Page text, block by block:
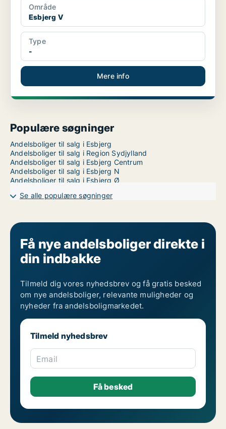
Område
Esbjerg V
Type
-
Mere info
Populære søgninger
Andelsboliger til salg i Esbjerg
Andelsboliger til salg i Region Sydjylland
Andelsboliger til salg i Esbjerg Centrum
Andelsboliger til salg i Esbjerg N
Andelsboliger til salg i Esbjerg Ø
Se alle populære søgninger
Få nye andelsboliger direkte i
din indbakke
Tilmeld dig vores nyhedsbrev og få gratis besked
om nye andelsboliger, relevante muligheder og
nyheder fra andelsboligmarkedet.
Tilmeld nyhedsbrev
Email